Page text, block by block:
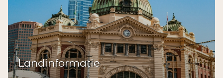
Landinformatie